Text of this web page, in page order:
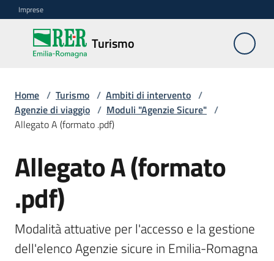
Vai al contenuto
Vai alla navigazione
Vai al footer
Imprese
Turismo
Turismo
Ambiti
di
intervento
Professioni
turistiche
Turismo
accessibile
Progetti
Home / Turismo / Ambiti di intervento /
Agenzie di viaggio / Moduli "Agenzie Sicure" /
Allegato A (formato .pdf)
Allegato A (formato
.pdf)
Modalità attuative per l'accesso e la gestione
dell'elenco Agenzie sicure in Emilia-Romagna